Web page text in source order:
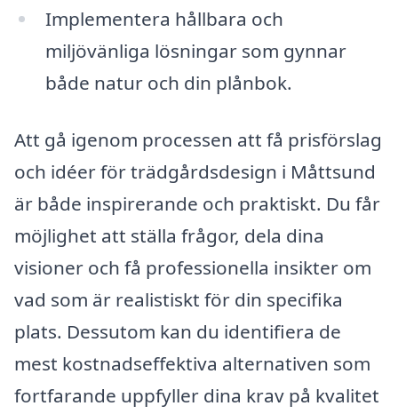
Implementera hållbara och
miljövänliga lösningar som gynnar
både natur och din plånbok.
Att gå igenom processen att få prisförslag
och idéer för trädgårdsdesign i Måttsund
är både inspirerande och praktiskt. Du får
möjlighet att ställa frågor, dela dina
visioner och få professionella insikter om
vad som är realistiskt för din specifika
plats. Dessutom kan du identifiera de
mest kostnadseffektiva alternativen som
fortfarande uppfyller dina krav på kvalitet